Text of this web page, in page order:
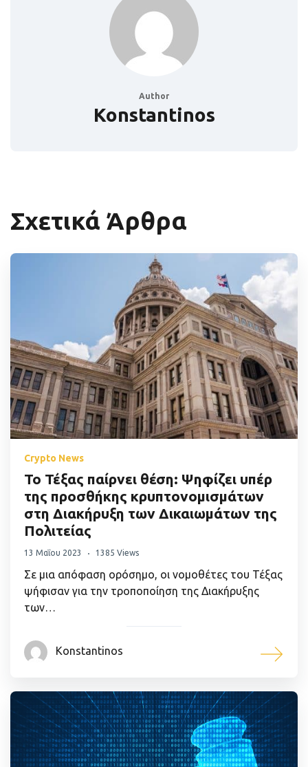
Author
Konstantinos
Σχετικά Άρθρα
Crypto News
Το Τέξας παίρνει θέση: Ψηφίζει υπέρ
της προσθήκης κρυπτονομισμάτων
στη Διακήρυξη των Δικαιωμάτων της
Πολιτείας
13 Μαΐου 2023 1385 Views
Σε μια απόφαση ορόσημο, οι νομοθέτες του Τέξας
ψήφισαν για την τροποποίηση της Διακήρυξης
των…
Konstantinos